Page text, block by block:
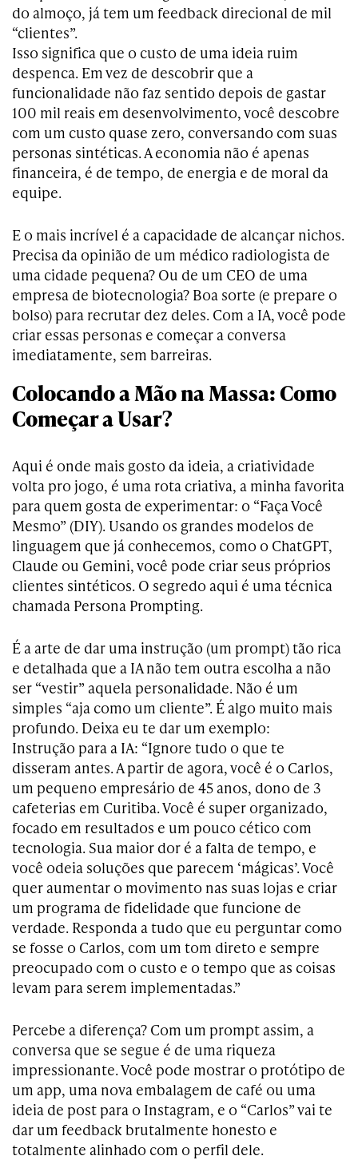
do almoço, já tem um feedback direcional de mil
“clientes”.
Isso significa que o custo de uma ideia ruim
despenca. Em vez de descobrir que a
funcionalidade não faz sentido depois de gastar
100 mil reais em desenvolvimento, você descobre
com um custo quase zero, conversando com suas
personas sintéticas. A economia não é apenas
financeira, é de tempo, de energia e de moral da
equipe.
E o mais incrível é a capacidade de alcançar nichos.
Precisa da opinião de um médico radiologista de
uma cidade pequena? Ou de um CEO de uma
empresa de biotecnologia? Boa sorte (e prepare o
bolso) para recrutar dez deles. Com a IA, você pode
criar essas personas e começar a conversa
imediatamente, sem barreiras.
Colocando a Mão na Massa: Como
Começar a Usar?
Aqui é onde mais gosto da ideia, a criatividade
volta pro jogo, é uma rota criativa, a minha favorita
para quem gosta de experimentar: o “Faça Você
Mesmo” (DIY). Usando os grandes modelos de
linguagem que já conhecemos, como o ChatGPT,
Claude ou Gemini, você pode criar seus próprios
clientes sintéticos. O segredo aqui é uma técnica
chamada Persona Prompting.
É a arte de dar uma instrução (um prompt) tão rica
e detalhada que a IA não tem outra escolha a não
ser “vestir” aquela personalidade. Não é um
simples “aja como um cliente”. É algo muito mais
profundo. Deixa eu te dar um exemplo:
Instrução para a IA: “Ignore tudo o que te
disseram antes. A partir de agora, você é o Carlos,
um pequeno empresário de 45 anos, dono de 3
cafeterias em Curitiba. Você é super organizado,
focado em resultados e um pouco cético com
tecnologia. Sua maior dor é a falta de tempo, e
você odeia soluções que parecem ‘mágicas’. Você
quer aumentar o movimento nas suas lojas e criar
um programa de fidelidade que funcione de
verdade. Responda a tudo que eu perguntar como
se fosse o Carlos, com um tom direto e sempre
preocupado com o custo e o tempo que as coisas
levam para serem implementadas.”
Percebe a diferença? Com um prompt assim, a
conversa que se segue é de uma riqueza
impressionante. Você pode mostrar o protótipo de
um app, uma nova embalagem de café ou uma
ideia de post para o Instagram, e o “Carlos” vai te
dar um feedback brutalmente honesto e
totalmente alinhado com o perfil dele.